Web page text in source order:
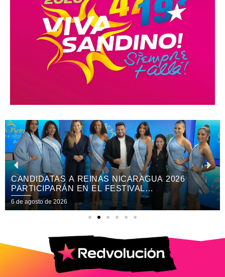
CANDIDATAS A REINAS NICARAGUA 2026
PARTICIPARÁN EN EL FESTIVAL
INTERNACIONAL DE LAS ARTES, CULTURA Y
GASTRONOMÍA
6 de agosto de 2026